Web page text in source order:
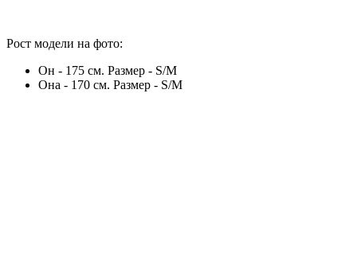
Рост модели на фото:
Он - 175 см. Размер - S/M
Она - 170 см. Размер - S/M